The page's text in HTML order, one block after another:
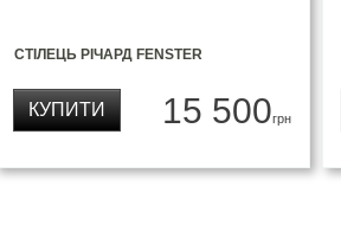
СТІЛЕЦЬ РІЧАРД FENSTER
15 500грн
КУПИТИ